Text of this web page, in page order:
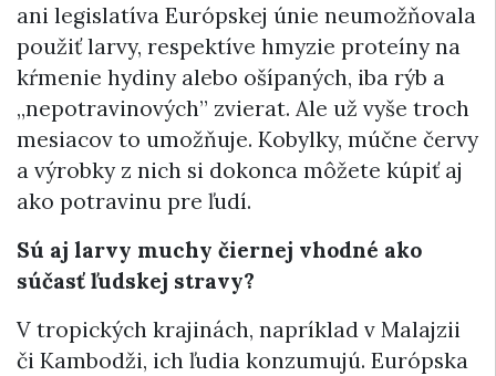
ani legislatíva Európskej únie neumožňovala
použiť larvy, respektíve hmyzie proteíny na
kŕmenie hydiny alebo ošípaných, iba rýb a
„nepotravinových” zvierat. Ale už vyše troch
mesiacov to umožňuje. Kobylky, múčne červy
a výrobky z nich si dokonca môžete kúpiť aj
ako potravinu pre ľudí.
Sú aj larvy muchy čiernej vhodné ako
súčasť ľudskej stravy?
V tropických krajinách, napríklad v Malajzii
či Kambodži, ich ľudia konzumujú. Európska